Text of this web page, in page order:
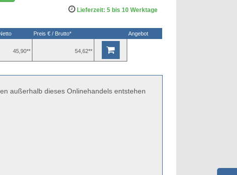
Lieferzeit: 5 bis 10 Werktage
Preis € / Brutto* Angebot
45,90** 54,62**
außerhalb dieses Onlinehandels entstehen